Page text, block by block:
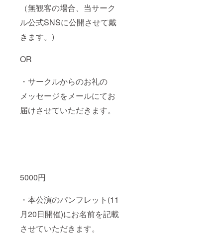
（無観客の場合、当サーク
ル公式SNSに公開させて戴
きます。)
OR
・サークルからのお礼の
メッセージをメールにてお
届けさせていただきます。
5000円
・本公演のパンフレット(11
月20日開催)にお名前を記載
させていただきます。